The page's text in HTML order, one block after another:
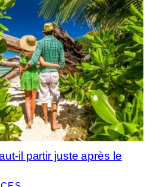
il partir juste après le